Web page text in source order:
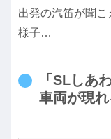
出発の汽笛が聞
様子…
「SLしあ
車両が現れ